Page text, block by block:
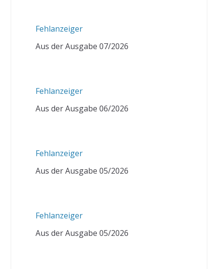
Fehlanzeiger
Aus der Ausgabe 07/2026
Fehlanzeiger
Aus der Ausgabe 06/2026
Fehlanzeiger
Aus der Ausgabe 05/2026
Fehlanzeiger
Aus der Ausgabe 05/2026